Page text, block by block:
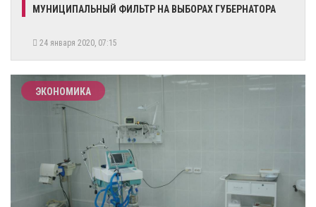
МУНИЦИПАЛЬНЫЙ ФИЛЬТР НА ВЫБОРАХ ГУБЕРНАТОРА
24 января 2020, 07:15
ЭКОНОМИКА